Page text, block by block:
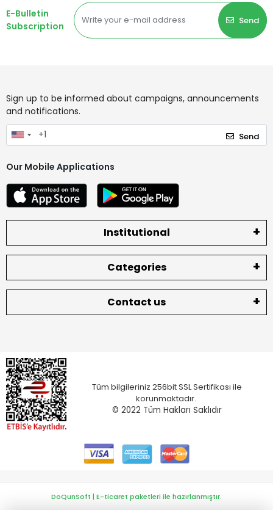
E-Bulletin
Subscription
Send
Sign up to be informed about campaigns, announcements
and notifications.
Send
Our Mobile Applications
Institutional
Categories
Contact us
Tüm bilgileriniz 256bit SSL Sertifikası ile
korunmaktadır.
© 2022 Tüm Hakları Saklıdır
DoQunSoft | E-ticaret paketleri ile hazırlanmıştır.